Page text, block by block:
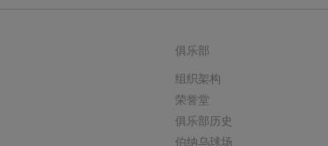
俱乐部
组织架构
荣誉堂
俱乐部历史
伯纳乌球场